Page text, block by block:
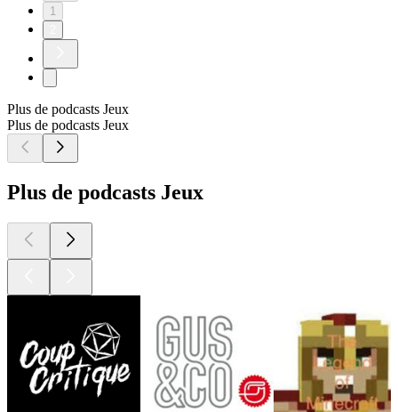
1
Plus de podcasts Jeux
Plus de podcasts Jeux
Plus de podcasts Jeux